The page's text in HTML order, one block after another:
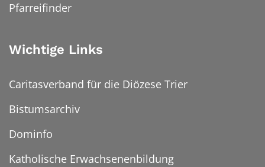
Pfarreifinder
Wichtige Links
Caritasverband für die Diözese Trier
Bistumsarchiv
Dominfo
Katholische Erwachsenenbildung